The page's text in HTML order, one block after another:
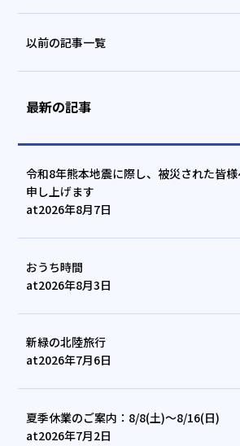
以前の記事一覧
最新の記事
令和8年熊本地震に際し、被災された皆
申し上げます
at2026年8月7日
おうち時間
at2026年8月3日
新緑の北陸旅行
at2026年7月6日
夏季休業のご案内：8/8(土)～8/16(日)
at2026年7月2日